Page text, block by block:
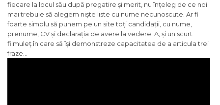
fiecare la locul său după pregatire și merit, nu înțeleg de ce noi
mai trebuie să alegem niște liste cu nume necunoscute. Ar fi
foarte simplu să punem pe un site toți candidații, cu nume,
prenume, CV și declarația de avere la vedere. A, și un scurt
filmuleț în care să își demonstreze capacitatea de a articula trei
fraze…